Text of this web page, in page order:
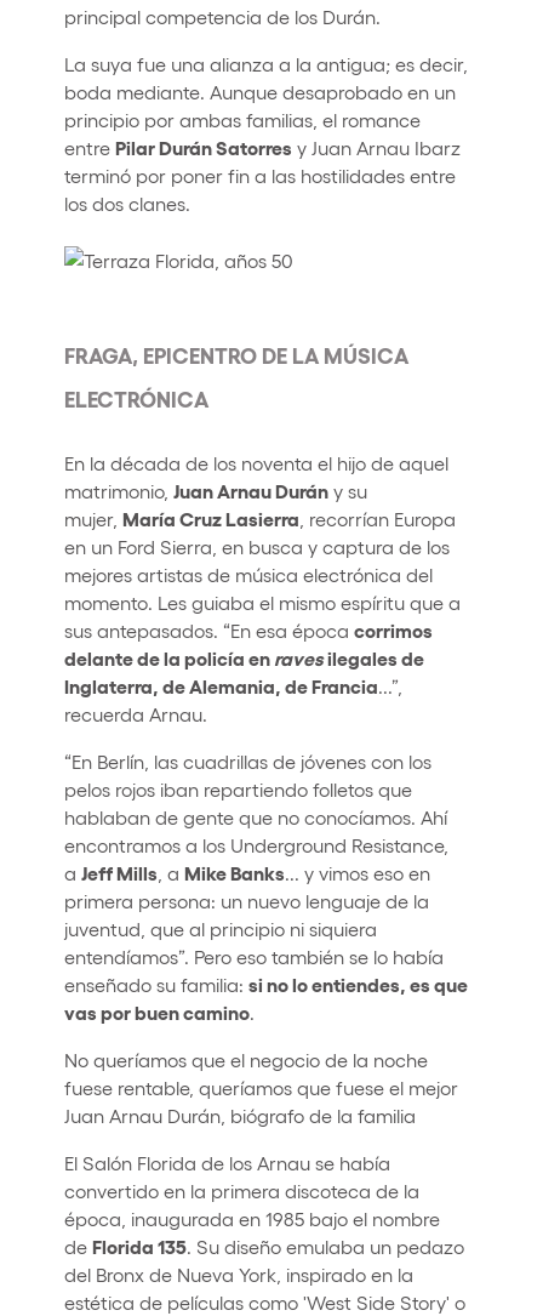
principal competencia de los Durán.
La suya fue una alianza a la antigua; es decir,
boda mediante. Aunque desaprobado en un
principio por ambas familias, el romance
entre Pilar Durán Satorres y Juan Arnau Ibarz
terminó por poner fin a las hostilidades entre
los dos clanes.
FRAGA, EPICENTRO DE LA MÚSICA
ELECTRÓNICA
En la década de los noventa el hijo de aquel
matrimonio, Juan Arnau Durány su
mujer, María Cruz Lasierra , recorrían Europa
en un Ford Sierra, en busca y captura de los
mejores artistas de música electrónica del
momento. Les guiaba el mismo espíritu que a
sus antepasados. “En esa época corrimos
delante de la policía en ravesilegales de
Inglaterra, de Alemania, de Francia...”,
recuerda Arnau.
“En Berlín, las cuadrillas de jóvenes con los
pelos rojos iban repartiendo folletos que
hablaban de gente que no conocíamos. Ahí
encontramos a los Underground Resistance,
a Jeff Mills , a Mike Banks... y vimos eso en
primera persona: un nuevo lenguaje de la
juventud, que al principio ni siquiera
entendíamos”. Pero eso también se lo había
enseñado su familia: si no lo entiendes, es que
vas por buen camino.
No queríamos que el negocio de la noche
fuese rentable, queríamos que fuese el mejor
Juan Arnau Durán, biógrafo de la familia
El Salón Florida de los Arnau se había
convertido en la primera discoteca de la
época, inaugurada en 1985 bajo el nombre
de Florida 135. Su diseño emulaba un pedazo
del Bronx de Nueva York, inspirado en la
estética de películas como 'West Side Story' o